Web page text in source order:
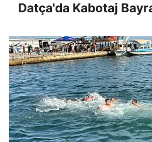
Datça'da Kabotaj